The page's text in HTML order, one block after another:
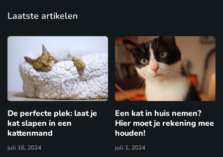
Laatste artikelen
De perfecte plek: laat je
kat slapen in een
kattenmand
juli 16, 2024
Een kat in huis nemen?
Hier moet je rekening mee
houden!
juli 1, 2024